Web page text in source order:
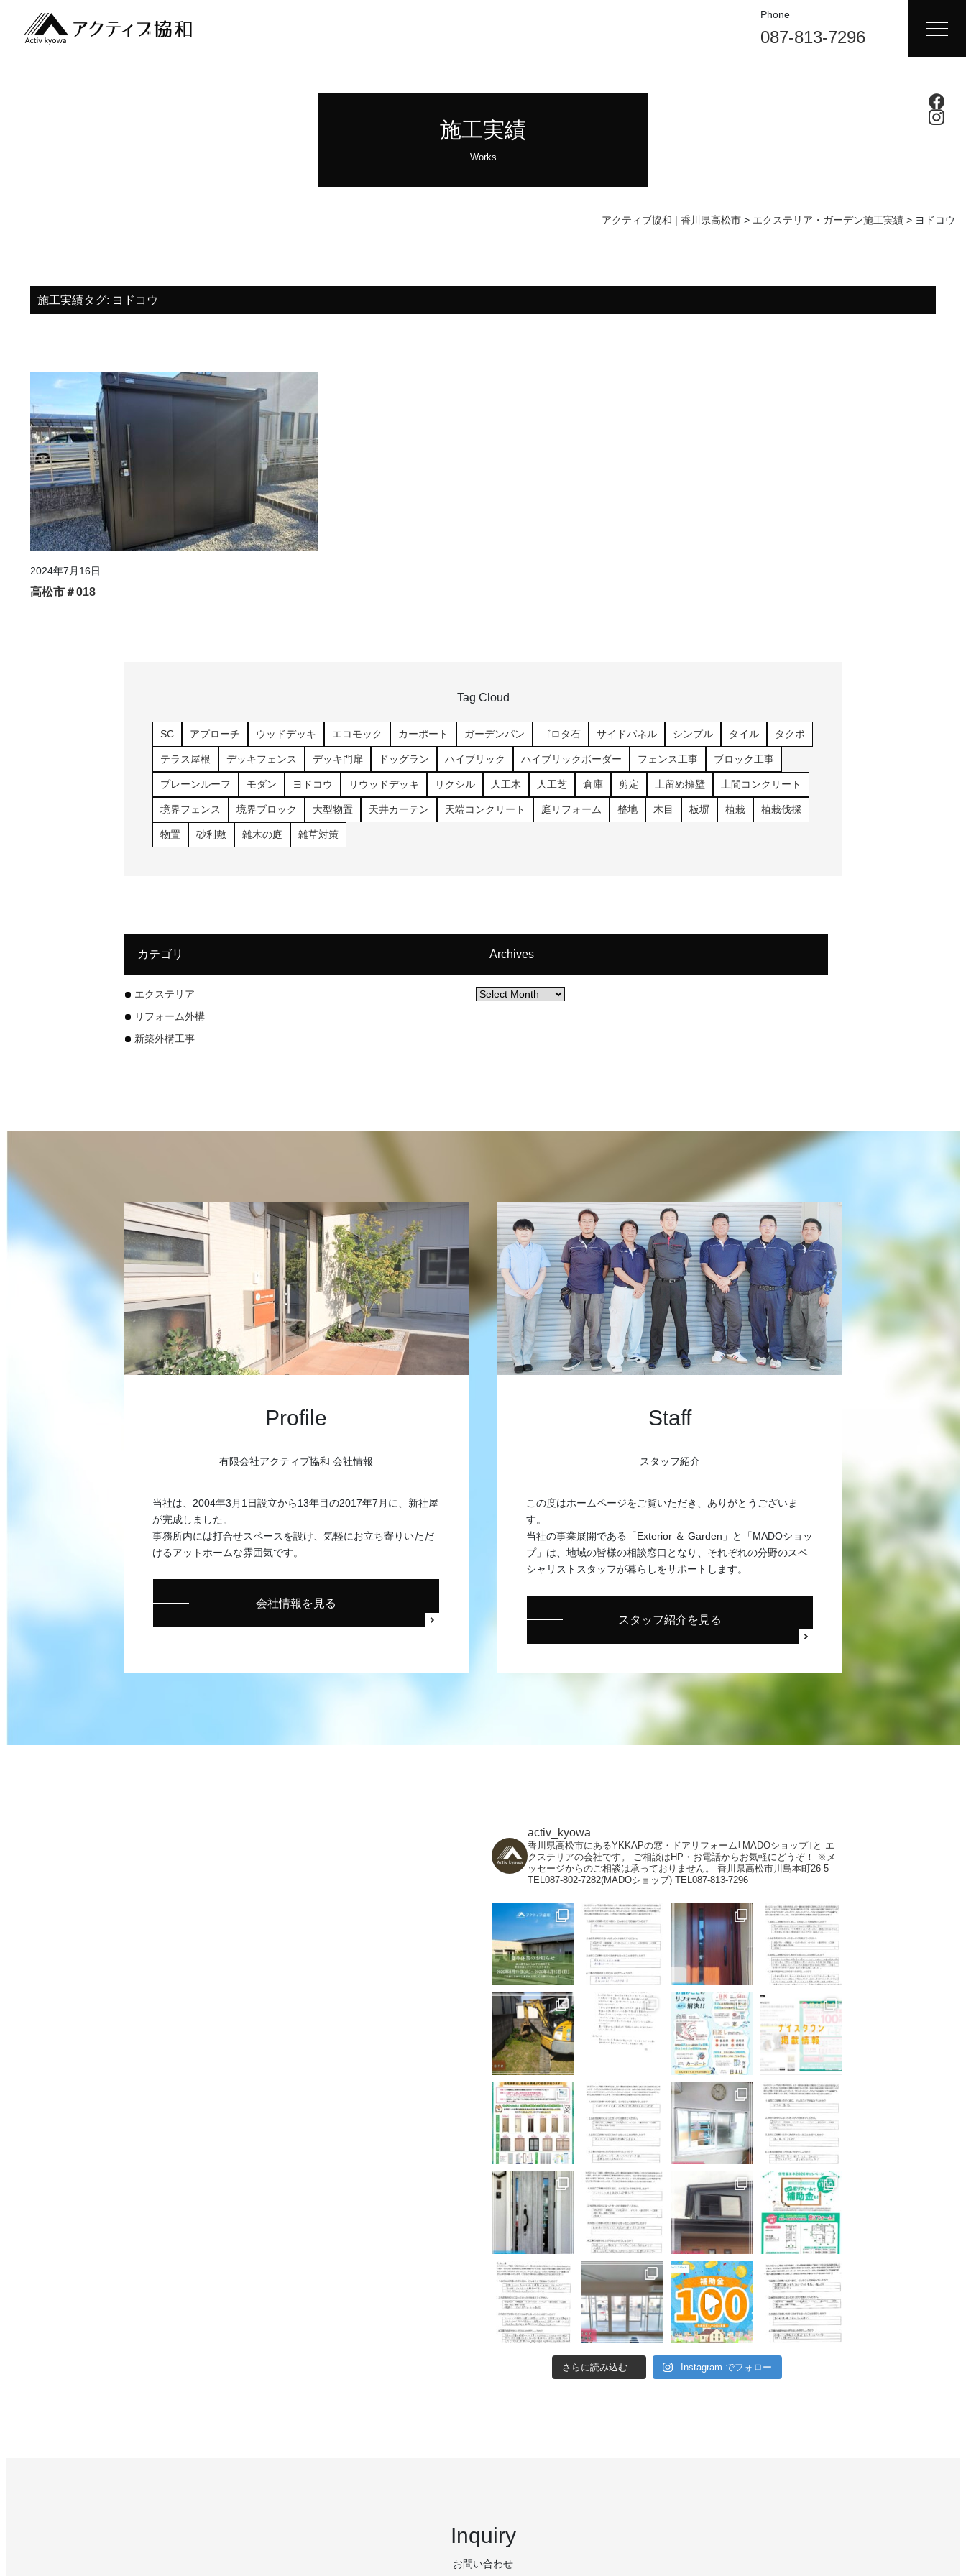
Phone
087-813-7296
施工実績
Works
アクティブ協和 | 香川県高松市 > エクステリア・ガーデン施工実績 > ヨドコウ
施工実績タグ: ヨドコウ
2024年7月16日
高松市＃018
Tag Cloud
SC アプローチ ウッドデッキ エコモック カーポート ガーデンパン ゴロタ石 サイドパネル シンプル タイル タクボ
テラス屋根 デッキフェンス デッキ門扉 ドッグラン ハイブリック ハイブリックボーダー フェンス工事 ブロック工事
プレーンルーフ モダン ヨドコウ リウッドデッキ リクシル 人工木 人工芝 倉庫 剪定 土留め擁壁 土間コンクリート
境界フェンス 境界ブロック 大型物置 天井カーテン 天端コンクリート 庭リフォーム 整地 木目 板塀 植栽 植栽伐採
物置 砂利敷 雑木の庭 雑草対策
カテゴリ
エクステリア
リフォーム外構
新築外構工事
Archives
Profile
有限会社アクティブ協和 会社情報
当社は、2004年3月1日設立から13年目の2017年7月に、新社屋
が完成しました。
事務所内には打合せスペースを設け、気軽にお立ち寄りいただ
けるアットホームな雰囲気です。
会社情報を見る
Staff
スタッフ紹介
この度はホームページをご覧いただき、ありがとうございま
す。
当社の事業展開である「Exterior ＆ Garden」と「MADOショッ
プ」は、地域の皆様の相談窓口となり、それぞれの分野のスペ
シャリストスタッフが暮らしをサポートします。
スタッフ紹介を見る
activ_kyowa
香川県高松市にあるYKKAPの窓・ドアリフォーム｢MADOショップ｣と エ
クステリアの会社です。
ご相談はHP・お電話からお気軽にどうぞ！
※メ
ッセージからのご相談は承っておりません。
香川県高松市川島本町26-5
TEL087-802-7282(MADOショップ) TEL087-813-7296
さらに読み込む... Instagram でフォロー
Inquiry
お問い合わせ